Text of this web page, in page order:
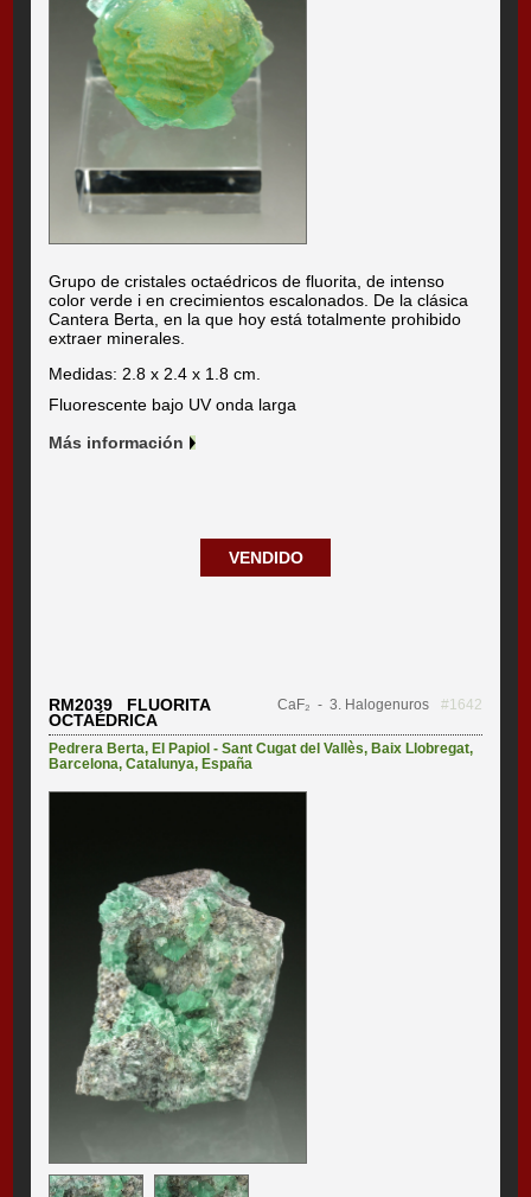
Grupo de cristales octaédricos de fluorita, de intenso
color verde i en crecimientos escalonados. De la clásica
Cantera Berta, en la que hoy está totalmente prohibido
extraer minerales.
Medidas: 2.8 x 2.4 x 1.8 cm.
Fluorescente bajo UV onda larga
Más información
VENDIDO
RM2039 FLUORITA
OCTAÉDRICA
CaF₂ - 3. Halogenuros #1642
Pedrera Berta, El Papiol - Sant Cugat del Vallès, Baix Llobregat,
Barcelona,Catalunya, España